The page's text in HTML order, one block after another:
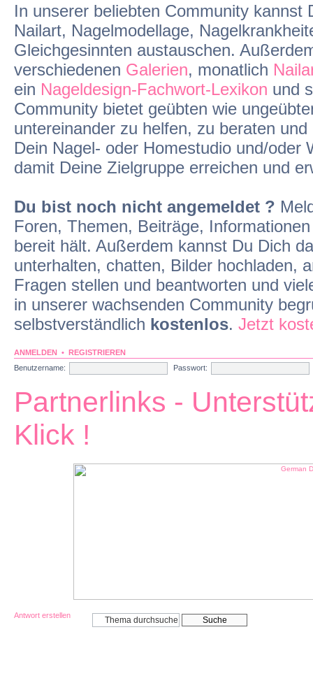
In unserer beliebten Community
Nailart, Nagelmodellage,
Gleichgesinnten austauschen.
verschiedenen Galerien, monatlich
ein Nageldesign-Fachwort-Lexikon und
Community bietet geübten wie
untereinander zu helfen, zu beraten
Dein Nagel- oder Homestudio und/oder
damit Deine Zielgruppe erreichen und
Du bist noch nicht angemeldet ?
Foren, Themen, Beiträge,
bereit hält. Außerdem kannst Du Dich
unterhalten, chatten, Bilder hochladen,
Fragen stellen und beantworten und
in unserer wachsenden Community
selbstverständlich kostenlos. Jetzt
ANMELDEN • REGISTRIEREN
Benutzername:
Passwort:
Partnerlinks -
Klick !
Antwort erstellen